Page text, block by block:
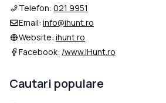
Telefon: 021 9951
Email: info@ihunt.ro
Website: ihunt.ro
Facebook: /www.iHunt.ro
Cautari populare